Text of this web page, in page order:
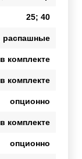
25; 40
распашные
в комплекте
в комплекте
опционно
в комплекте
опционно